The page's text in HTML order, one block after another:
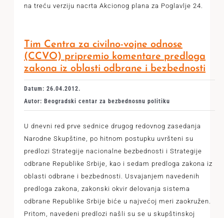
na treću verziju nacrta Akcionog plana za Poglavlje 24.
Tim Centra za civilno-vojne odnose
(CCVO) pripremio komentare predloga
zakona iz oblasti odbrane i bezbednosti
Datum: 26.04.2012.
Autor: Beogradski centar za bezbednosnu politiku
U dnevni red prve sednice drugog redovnog zasedanja
Narodne Skupštine, po hitnom postupku uvršteni su
predlozi Strategije nacionalne bezbednosti i Strategije
odbrane Republike Srbije, kao i sedam predloga zakona iz
oblasti odbrane i bezbednosti. Usvajanjem navedenih
predloga zakona, zakonski okvir delovanja sistema
odbrane Republike Srbije biće u najvećoj meri zaokružen.
Pritom, navedeni predlozi našli su se u skupštinskoj